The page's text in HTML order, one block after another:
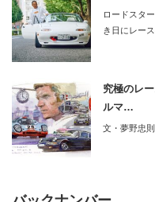
ロードスタ
き日にレー
究極のレ
ルマ…
文・夢野忠